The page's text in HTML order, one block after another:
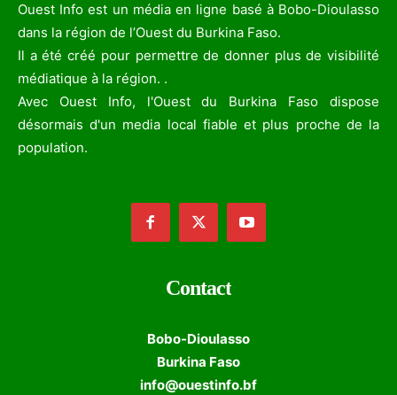
Ouest Info est un média en ligne basé à Bobo-Dioulasso
dans la région de l’Ouest du Burkina Faso.
Il a été créé pour permettre de donner plus de visibilité
médiatique à la région. .
Avec Ouest Info, l'Ouest du Burkina Faso dispose
désormais d'un media local fiable et plus proche de la
population.
Contact
Bobo-Dioulasso
Burkina Faso
info@ouestinfo.bf